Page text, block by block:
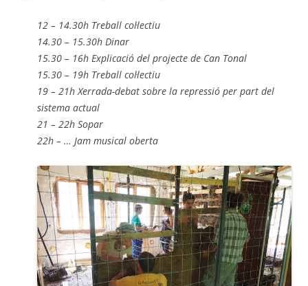
12 – 14.30h Treball col·lectiu
14.30 – 15.30h Dinar
15.30 – 16h Explicació del projecte de Can Tonal
15.30 – 19h Treball col·lectiu
19 – 21h Xerrada-debat sobre la repressió per part del
sistema actual
21 – 22h Sopar
22h – … Jam musical oberta